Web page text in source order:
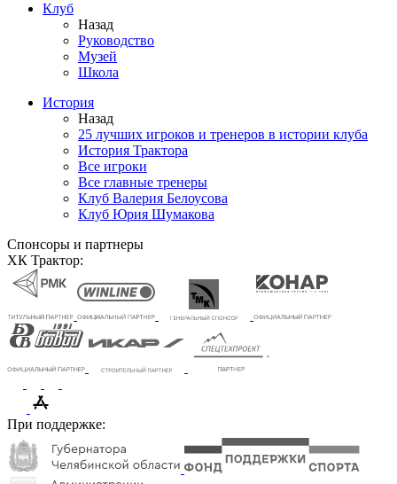
Клуб
Назад
Руководство
Музей
Школа
История
Назад
25 лучших игроков и тренеров в истории клуба
История Трактора
Все игроки
Все главные тренеры
Клуб Валерия Белоусова
Клуб Юрия Шумакова
Спонсоры и партнеры
ХК Трактор:
При поддержке: